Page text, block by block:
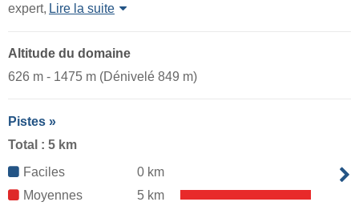
expert, Lire la suite
Altitude du domaine
626 m - 1475 m (Dénivelé 849 m)
Pistes »
Total : 5 km
Faciles
0 km
Moyennes
5 km